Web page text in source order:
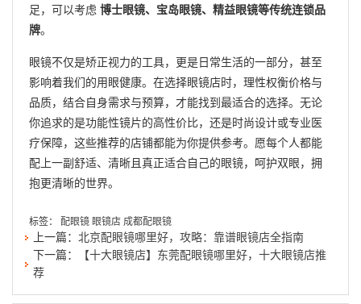
足，可以考虑 博士眼镜、宝岛眼镜、精益眼镜等传统连锁品
牌。
眼镜不仅是矫正视力的工具，更是日常生活的一部分，甚至
影响着我们的用眼健康。在选择眼镜店时，理性权衡价格与
品质，结合自身需求与预算，才能找到最适合的选择。无论
你追求的是功能性镜片的高性价比，还是时尚设计或专业医
疗保障，这些推荐的店铺都能为你提供参考。愿每个人都能
配上一副舒适、清晰且真正适合自己的眼镜，呵护双眼，拥
抱更清晰的世界。
标签： 配眼镜 眼镜店 成都配眼镜
上一篇： 北京配眼镜哪里好，攻略：靠谱眼镜店全指南
下一篇：
【十大眼镜店】东莞配眼镜哪里好，十大眼镜店推
荐